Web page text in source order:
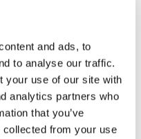
and ads, to
to analyse our traffic.
your use of our site with
analytics partners who
that you’ve
collected from your use